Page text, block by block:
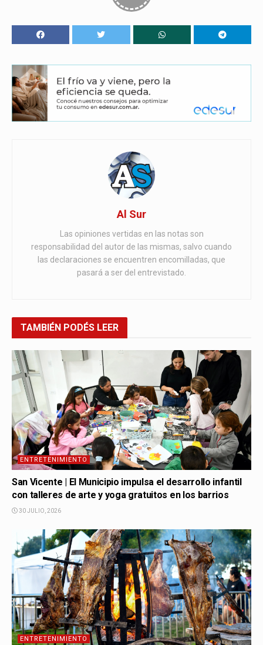
Al Sur
Las opiniones vertidas en las notas son
responsabilidad del autor de las mismas, salvo cuando
las declaraciones se encuentren encomilladas, que
pasará a ser del entrevistado.
TAMBIÉN PODÉS LEER
ENTRETENIMIENTO
San Vicente | El Municipio impulsa el desarrollo infantil
con talleres de arte y yoga gratuitos en los barrios
30 JULIO, 2026
ENTRETENIMIENTO